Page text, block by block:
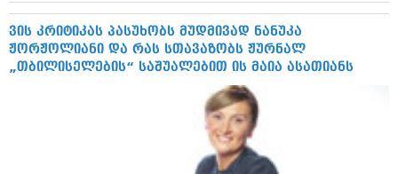
რელიგია
მედიცინა
კადრს მიღმა
კულინარია
ვის კრიტიკას პასუხობს მუდმივად ნანუკა
ჟორჟოლიანი და რას სთავაზობს ჟურნალ
„თბილისელების“ საშუალებით ის მაია ასათიანს